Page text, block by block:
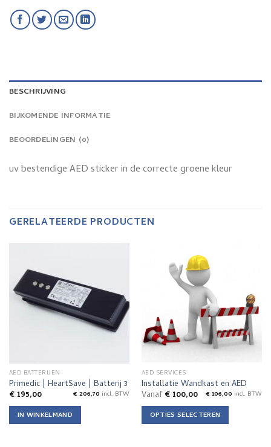
BESCHRIJVING
BIJKOMENDE INFORMATIE
BEOORDELINGEN (0)
uv bestendige AED sticker in de correcte groene kleur
GERELATEERDE PRODUCTEN
AED BATTERIJEN
Primedic | HeartSave | Batterij 3
€195,00 €206,70 incl. BTW
IN WINKELMAND
AED SERVICES
Installatie Wandkast en AED
Vanaf€100,00 €106,00 incl. BTW
OPTIES SELECTEREN